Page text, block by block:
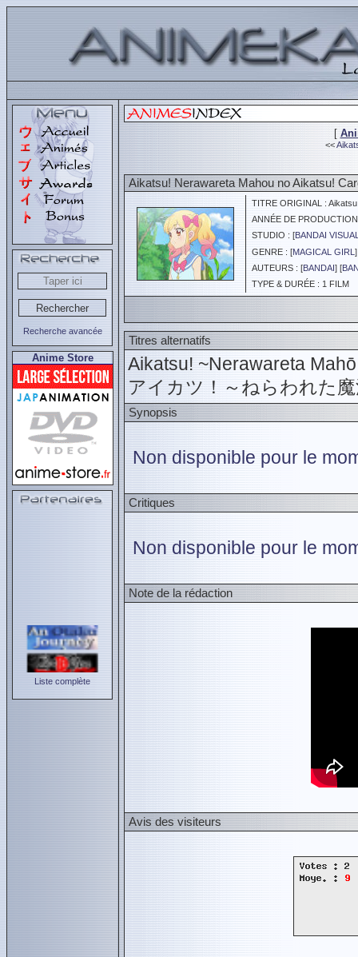
Recherche avancée
Anime Store
Liste complète
[
<<
Aikatsu! Nerawareta Mahou no Aikatsu!
TITRE ORIGINAL :
ANNÉE DE
STUDIO : [BANDAI
GENRE : [MAGICAL GIRL ]
AUTEURS : [BANDAI] [
TYPE & DURÉE : 1 FILM
Titres alternatifs
Aikatsu! ~Nerawareta
アイカツ！～ねらわれた
Synopsis
Non disponible pour le
Critiques
Non disponible pour le
Note de la rédaction
Avis des visiteurs